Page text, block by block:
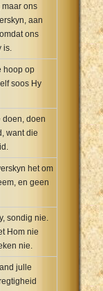
maar ons
aan
ons
is.
hoop op
soos Hy
doen, doen
want die
het om
en geen
sondig nie.
Hom nie
nie.
julle